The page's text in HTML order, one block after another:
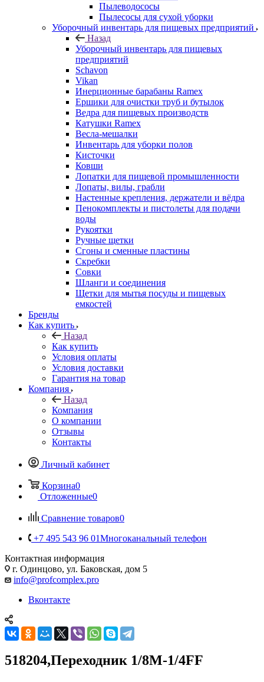
Пылеводососы
Пылесосы для сухой уборки
Уборочный инвентарь для пищевых предприятий
Назад
Уборочный инвентарь для пищевых
предприятий
Schavon
Vikan
Инерционные барабаны Ramex
Ершики для очистки труб и бутылок
Ведра для пищевых производств
Катушки Ramex
Весла-мешалки
Инвентарь для уборки полов
Кисточки
Ковши
Лопатки для пищевой промышленности
Лопаты, вилы, грабли
Настенные крепления, держатели и вёдра
Пенокомплекты и пистолеты для подачи
воды
Рукоятки
Ручные щетки
Сгоны и сменные пластины
Скребки
Совки
Шланги и соединения
Щетки для мытья посуды и пищевых
емкостей
Бренды
Как купить
Назад
Как купить
Условия оплаты
Условия доставки
Гарантия на товар
Компания
Назад
Компания
О компании
Отзывы
Контакты
Личный кабинет
Корзина0
Отложенные0
Сравнение товаров0
+7 495 543 96 01Многоканальный телефон
Контактная информация
г. Одинцово, ул. Баковская, дом 5
info@profcomplex.pro
Вконтакте
518204,Переходник 1/8М-1/4FF